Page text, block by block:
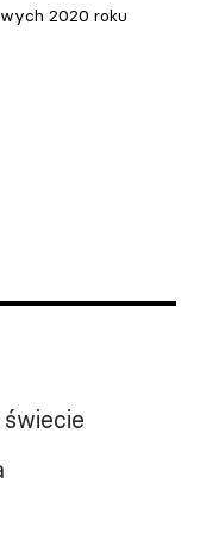
2020 roku